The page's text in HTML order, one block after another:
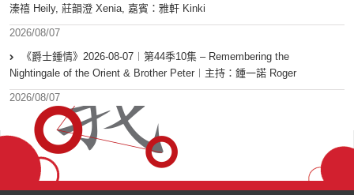
溱禧 Heily, 莊韻澄 Xenia, 嘉賓：雅軒 Kinki
2026/08/07
《爵士鍾情》2026-08-07︱第44季10集 – Remembering the
Nightingale of the Orient & Brother Peter︱主持：鍾一諾 Roger
2026/08/07